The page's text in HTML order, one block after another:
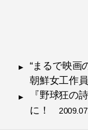
“まるで映画
朝鮮女工作
『野球狂の
に！